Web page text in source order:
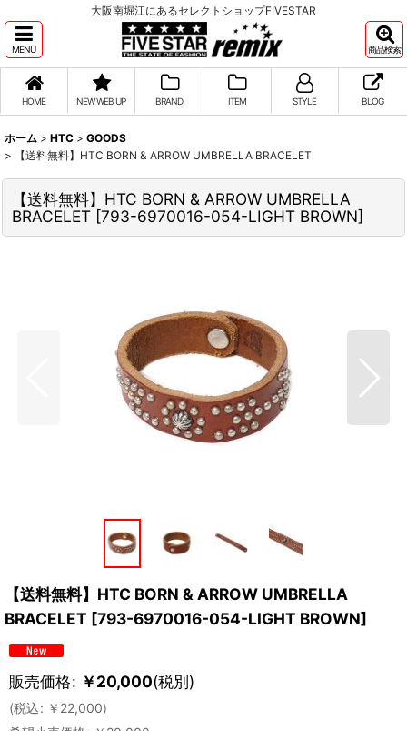
大阪南堀江にあるセレクトショップFIVESTAR
MENU 商品検索
HOME NEW WEB UP BRAND ITEM STYLE BLOG
ホーム > HTC > GOODS
>
【送料無料】HTC BORN & ARROW UMBRELLA BRACELET
【送料無料】HTC BORN & ARROW UMBRELLA
BRACELET [793-6970016-054-LIGHT BROWN]
【送料無料】HTC BORN & ARROW UMBRELLA
BRACELET [793-6970016-054-LIGHT BROWN]
販売価格: ￥20,000(税別)
(税込: ￥ 22,000)